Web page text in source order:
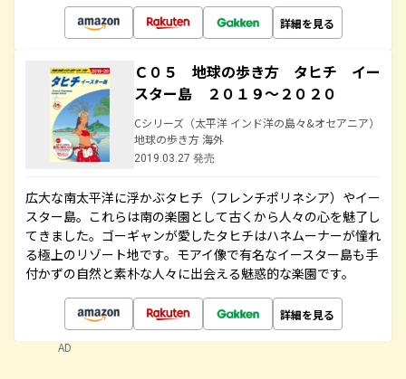
詳細を見る
Ｃ０５ 地球の歩き方 タヒチ イー
スター島 ２０１９～２０２０
Cシリーズ（太平洋 インド洋の島々&オセアニア）
地球の歩き方 海外
2019.03.27 発売
広大な南太平洋に浮かぶタヒチ（フレンチポリネシア）やイー
スター島。これらは南の楽園として古くから人々の心を魅了し
てきました。ゴーギャンが愛したタヒチはハネムーナーが憧れ
る極上のリゾート地です。モアイ像で有名なイースター島も手
付かずの自然と素朴な人々に出会える魅惑的な楽園です。
詳細を見る
AD